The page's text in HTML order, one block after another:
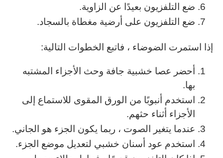
ضع التلفزيون بعيدًا عن الزاوية.
ضع التلفزيون على أرضية مغطاة بالسجاد.
إذا استمرت الضوضاء ، فاتبع الخطوات التالية:
أحضر عصا خشبية جافة وحث الأجزاء المشتبه
بها.
استخدم أنبوبًا من الورق المقوى للاستماع إلى
الأجزاء أثناء حثهم.
عندما يتغير الصوت ، ربما يكون الجزء هو الجاني.
استخدم عود أسنان خشبي لتعديل موضع الجزء.